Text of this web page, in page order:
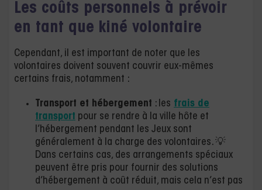
Les coûts personnels à prévoir
en tant que kiné volontaire
Cependant, il est important de noter que les
volontaires doivent souvent couvrir eux-mêmes
certains frais, notamment :
Transport et hébergement : les frais de
transport pour se rendre à la ville hôte et
l’hébergement pendant les Jeux sont
généralement à la charge des volontaires. 💡
Dans certains cas, des arrangements spéciaux
peuvent être pris pour fournir des solutions
d’hébergement à coût réduit, mais cela n’est pas